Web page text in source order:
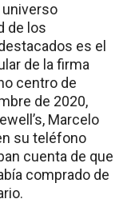
universo
de los
es el
de la firma
centro de
de 2020,
Marcelo
su teléfono
cuenta de que
comprado de